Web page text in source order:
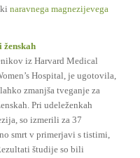
naravnega magnezijevega
iz Harvard Medical
Hospital, je ugotovila,
zmanjša tveganje za
Pri udeleženkah
so izmerili za 37
smrt v primerjavi s tistimi,
študije so bili